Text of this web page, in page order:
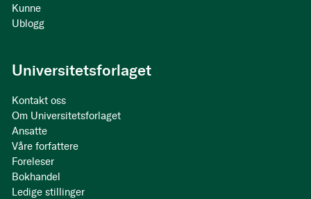
Kunne
Ublogg
Universitetsforlaget
Kontakt oss
Om Universitetsforlaget
Ansatte
Våre forfattere
Foreleser
Bokhandel
Ledige stillinger